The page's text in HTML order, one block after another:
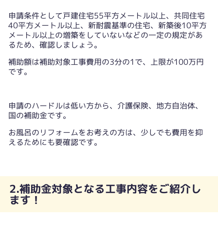
申請条件として戸建住宅55平方メートル以上、共同住宅
40平方メートル以上、新耐震基準の住宅、新築後10平方
メートル以上の増築をしていないなどの一定の規定があ
るため、確認しましょう。
補助額は補助対象工事費用の3分の1で、上限が100万円
です。
申請のハードルは低い方から、介護保険、地方自治体、
国の補助金です。
お風呂のリフォームをお考えの方は、少しでも費用を抑
えるためにも要確認です。
2.補助金対象となる工事内容をご紹介し
ます！